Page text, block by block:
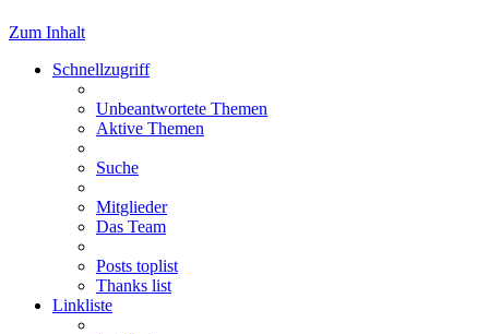
Zum Inhalt
Schnellzugriff
Unbeantwortete Themen
Aktive Themen
Suche
Mitglieder
Das Team
Posts toplist
Thanks list
Linkliste